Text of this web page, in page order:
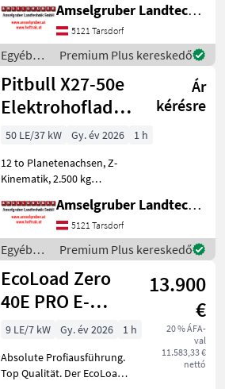
unseren bekannten Fuchs
Hofladern, und Cast &
Worky-Quad Miniladern
erweitert nun PITBULL aus
Amselgruber Landtechnik GmbH
5121 Tarsdorf
Egyéb
mezőgazdasági
erőgépek
/ Pitbull
Premium Plus kereskedő
Pitbull X27-50e
Elektrohoflader
- der Stärkste!
Ár
kérésre
50 LE/37 kW Gy. év 2026
1 h
12 to Planetenachsen, Z-
Kinematik, 2.500 kg
X27-50e Elektrohoflader
setzt neue Maßstäbe am
Elektro-Hofladermarkt.
DIESE DATEN SOLLTEN SIE
Amselgruber Landtechnik GmbH
5121 Tarsdorf
Egyéb
mezőgazdasági
erőgépek
/ Pitbull
Premium Plus kereskedő
EcoLoad Zero
40E PRO E-
Hoflader
13.900
€
20 % ÁFA-
val
11.583,33 €
nettó
9 LE/7 kW Gy. év 2026
1 h
Absolute Profiausführung.
Top Qualität. Der EcoLoad